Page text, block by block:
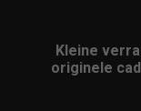
Kleine
originele